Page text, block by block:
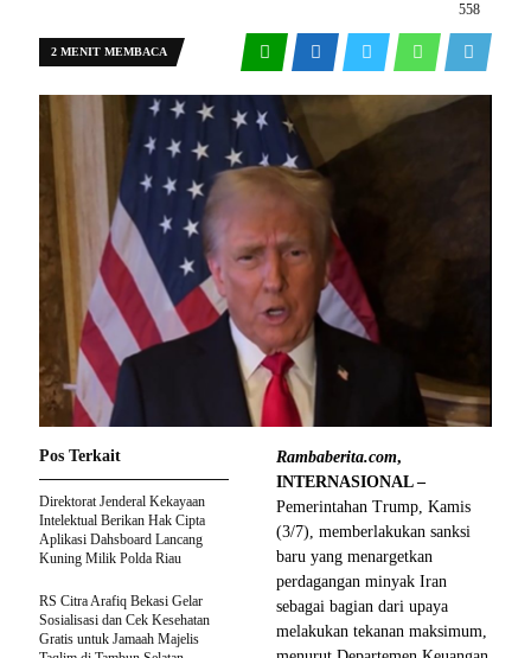
558
2 MENIT MEMBACA
Rambaberita.com,
INTERNASIONAL –
Pemerintahan Trump, Kamis
(3/7), memberlakukan sanksi
baru yang menargetkan
perdagangan minyak Iran
sebagai bagian dari upaya
melakukan tekanan maksimum,
Pos Terkait
Direktorat Jenderal Kekayaan
Intelektual Berikan Hak Cipta
Aplikasi Dahsboard Lancang
Kuning Milik Polda Riau
RS Citra Arafiq Bekasi Gelar
Sosialisasi dan Cek Kesehatan
Gratis untuk Jamaah Majelis